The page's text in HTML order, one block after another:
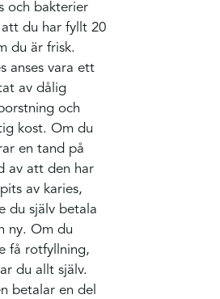
och bakterier
du har fyllt 20
du är frisk.
anses vara ett
av dålig
och
kost. Om du
en tand på
av att den har
av karies,
du själv betala
ny. Om du
få rotfyllning,
du allt själv.
betalar en del